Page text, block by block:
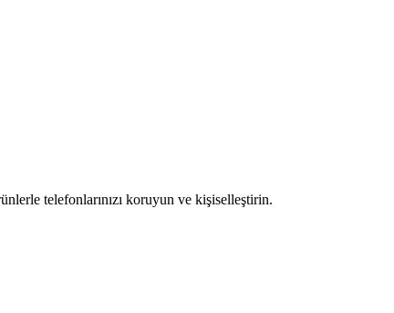
telefonlarınızı koruyun ve kişiselleştirin.